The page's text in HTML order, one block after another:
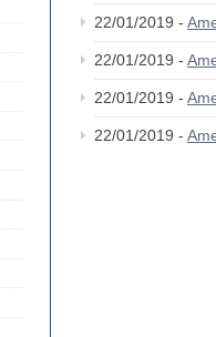
22/01/2019 -
22/01/2019 -
22/01/2019 -
22/01/2019 -